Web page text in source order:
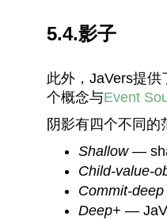
5.4.影子
此外，JaVers提
个概念与Event
阴影有四个不同的
Shallow—
Child-value-
Commit-deep
Deep+ —